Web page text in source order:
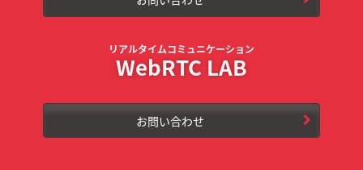
リアルタイムコミュニケーション
WebRTC LAB
お問い合わせ